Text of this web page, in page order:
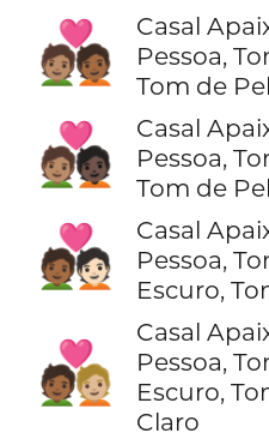
🧑🏽‍❤️‍🧑🏾
Casal
Pessoa,
Tom de
🧑🏽‍❤️‍🧑🏿
Casal
Pessoa,
Tom de
🧑🏾‍❤️‍🧑🏻
Casal
Pessoa,
Escuro,
🧑🏾‍❤️‍🧑🏼
Casal
Pessoa,
Escuro,
Claro